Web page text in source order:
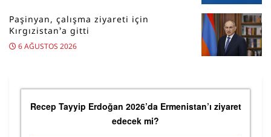
Paşinyan, çalışma ziyareti için
Kırgızistan’a gitti
6 AĞUSTOS 2026
Recep Tayyip Erdoğan 2026’da Ermenistan’ı ziyaret
edecek mi?